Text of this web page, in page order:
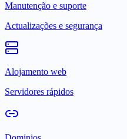
Manutenção e suporte
Actualizações e segurança
Alojamento web
Servidores rápidos